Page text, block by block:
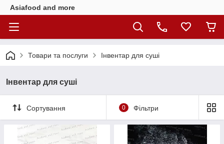
Asiafood and more
Товари та послуги Інвентар для суші
Інвентар для суші
Сортування 0 Фільтри